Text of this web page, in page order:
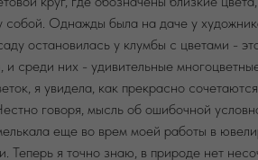
Однажды была на даче у
остановилась у клумбы с цветами -
и среди них - удивительные
я увидела, как прекрасно
говоря, мысль об ошибочной
еще во врем моей работы в
Теперь я точно знаю, в природе нет